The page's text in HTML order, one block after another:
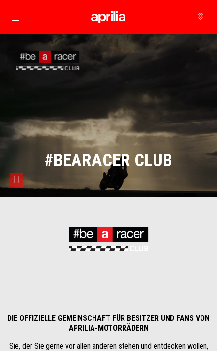
zurück zum Hauptinhalt
pause
#BEARACER CLUB
DIE OFFIZIELLE GEMEINSCHAFT FÜR BESITZER UND FANS VON
APRILIA-MOTORRÄDERN
Sie, der Sie gerne vor allen anderen stehen und entdecken wollen,